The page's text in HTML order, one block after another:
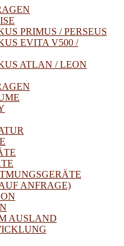
PRIMUS / PERSEUS
EVITA V500 /
ATLAN / LEON
ANFRAGE)
AUSLAND